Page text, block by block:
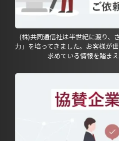
(株)共同通信社は半世紀に渡り、
力」を培ってきました。お客様が
求めている情報を踏まえ